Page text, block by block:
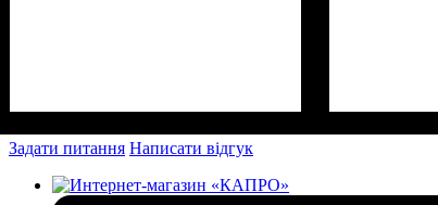
Задати питання Написати відгук